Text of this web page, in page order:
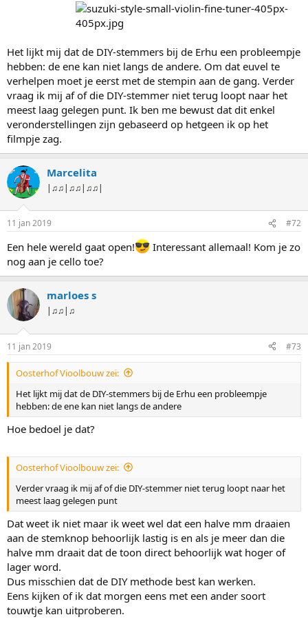
Het lijkt mij dat de DIY-stemmers bij de Erhu een probleempje
hebben: de ene kan niet langs de andere. Om dat euvel te
verhelpen moet je eerst met de stempin aan de gang. Verder
vraag ik mij af of die DIY-stemmer niet terug loopt naar het
meest laag gelegen punt. Ik ben me bewust dat dit enkel
veronderstellingen zijn gebaseerd op hetgeen ik op het
filmpje zag.
Marcelita
|♫♫|♫♫|♫♫|
11 jan 2019 #72
Een hele wereld gaat open!
Interessant allemaal! Kom je zo
nog aan je cello toe?
marloes s
|♫♫|♫
11 jan 2019 #73
Oosterhof Vioolbouw zei:
Het lijkt mij dat de DIY-stemmers bij de Erhu een probleempje
hebben: de ene kan niet langs de andere
Hoe bedoel je dat?
Oosterhof Vioolbouw zei:
Verder vraag ik mij af of die DIY-stemmer niet terug loopt naar het
meest laag gelegen punt
Dat weet ik niet maar ik weet wel dat een halve mm draaien
aan de stemknop behoorlijk lastig is en als je meer dan die
halve mm draait dat de toon direct behoorlijk wat hoger of
lager word.
Dus misschien dat de DIY methode best kan werken.
Eens kijken of ik dat morgen eens met een ander soort
touwtje kan uitproberen.